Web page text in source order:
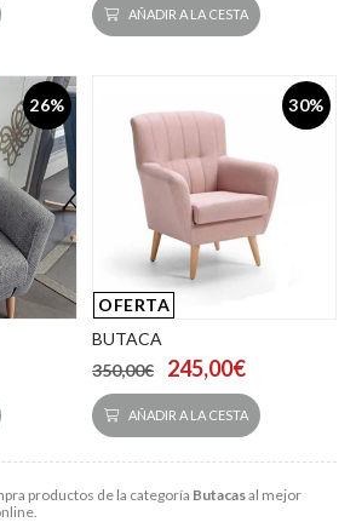
productos de la categoría Butacasal mejor
AÑADIR A LA CESTA
26% 30%
OFERTA
BUTACA
350,00€
245,00€
AÑADIR A LA CESTA